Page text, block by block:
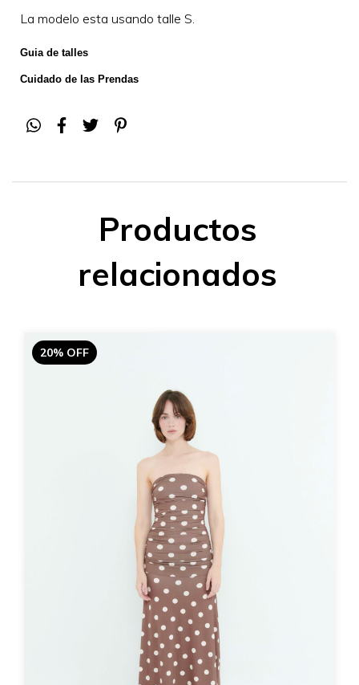
La modelo esta usando talle S.
Guia de talles
Cuidado de las Prendas
Productos
relacionados
20% OFF